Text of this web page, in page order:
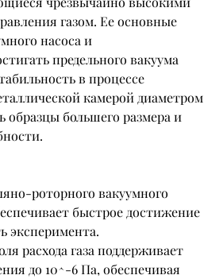
газом. Ее основные
насоса и
предельного вакуума
в процессе
камерой диаметром
образцы большего размера и
роторного вакуумного
быстрое достижение
эксперимента.
расхода газа поддерживает
до 10^-6 Па, обеспечивая